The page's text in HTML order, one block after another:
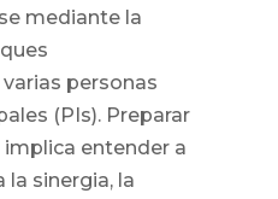
mediante la
personas
(PIs). Preparar
entender a
sinergia, la